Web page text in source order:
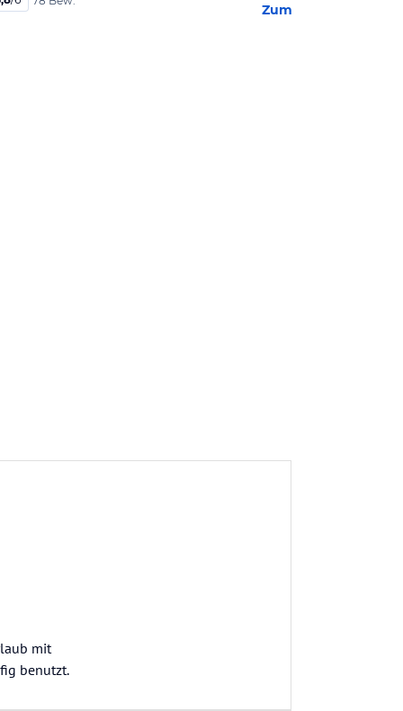
Zum Hotel
mit
benutzt.